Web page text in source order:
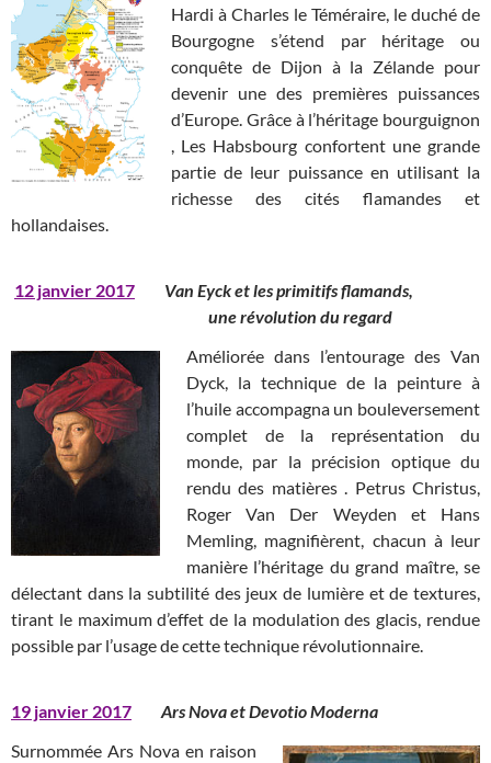
Hardi à Charles le Téméraire, le duché de
Bourgogne s’étend par héritage ou
conquête de Dijon à la Zélande pour
devenir une des premières puissances
d’Europe. Grâce à l’héritage bourguignon
, Les Habsbourg confortent une grande
partie de leur puissance en utilisant la
richesse des cités flamandes et
hollandaises.
12 janvier 2017
Van Eyck et les primitifs flamands,
une révolution du regard
Améliorée dans l’entourage des Van
Dyck, la technique de la peinture à
l’huile accompagna un bouleversement
complet de la représentation du
monde, par la précision optique du
rendu des matières . Petrus Christus,
Roger Van Der Weyden et Hans
Memling, magnifièrent, chacun à leur
manière l’héritage du grand maître, se
délectant dans la subtilité des jeux de lumière et de textures,
tirant le maximum d’effet de la modulation des glacis, rendue
possible par l’usage de cette technique révolutionnaire.
19 janvier 2017
Ars Nova et Devotio Moderna
Surnommée Ars Nova en raison